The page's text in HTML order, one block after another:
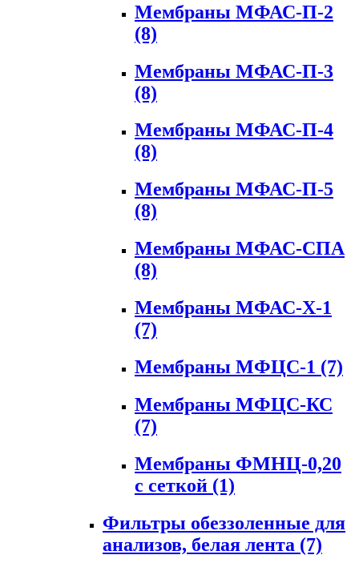
Мембраны МФАС-П-2
(8)
Мембраны МФАС-П-3
(8)
Мембраны МФАС-П-4
(8)
Мембраны МФАС-П-5
(8)
Мембраны МФАС-СПА
(8)
Мембраны МФАС-Х-1
(7)
Мембраны МФЦС-1 (7)
Мембраны МФЦС-КС
(7)
Мембраны ФМНЦ-0,20
с сеткой (1)
Фильтры обеззоленные для
анализов, белая лента (7)